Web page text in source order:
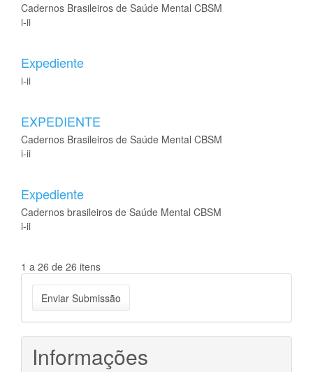
Cadernos Brasileiros de Saúde Mental CBSM
i-ii
Expediente
i-ii
EXPEDIENTE
Cadernos Brasileiros de Saúde Mental CBSM
i-ii
Expediente
Cadernos brasileiros de Saúde Mental CBSM
i-ii
1 a 26 de 26 itens
Enviar
Submissão
Enviar Submissão
Informações